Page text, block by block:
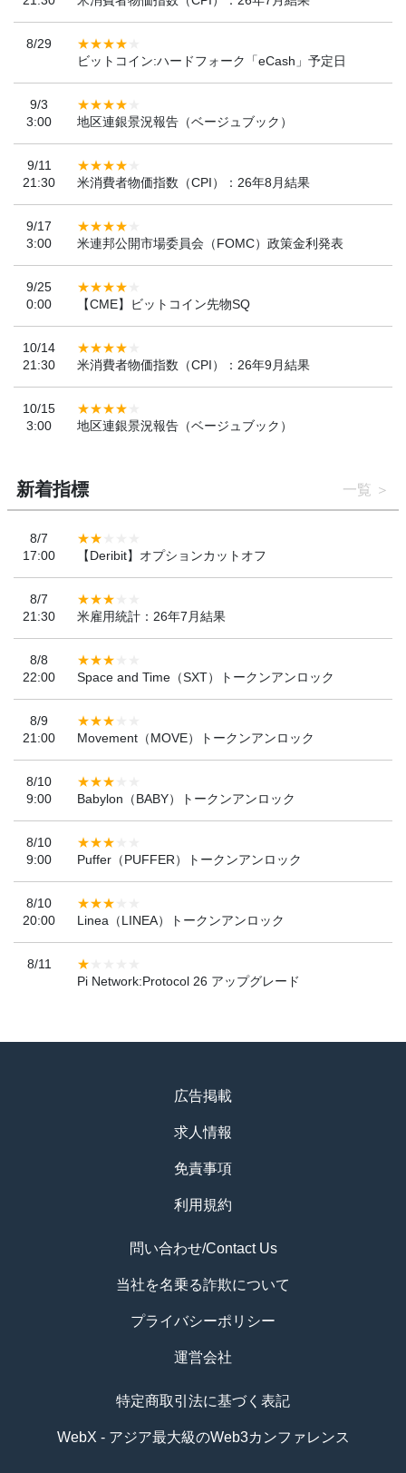
8/29
ビットコイン:ハードフォーク「eCash」予定日
9/3
3:00
地区連銀景況報告（ベージュブック）
9/11
21:30
米消費者物価指数（CPI）：26年8月結果
9/17
3:00
米連邦公開市場委員会（FOMC）政策金利発表
9/25
0:00
【CME】ビットコイン先物SQ
10/14
21:30
米消費者物価指数（CPI）：26年9月結果
10/15
3:00
地区連銀景況報告（ベージュブック）
新着指標 一覧
8/7
17:00
【Deribit】オプションカットオフ
8/7
21:30
米雇用統計：26年7月結果
8/8
22:00
Space and Time（SXT）トークンアンロック
8/9
21:00
Movement（MOVE）トークンアンロック
8/10
9:00
Babylon（BABY）トークンアンロック
8/10
9:00
Puffer（PUFFER）トークンアンロック
8/10
20:00
Linea（LINEA）トークンアンロック
8/11
Pi Network:Protocol 26 アップグレード
広告掲載
求人情報
免責事項
利用規約
問い合わせ/Contact Us
当社を名乗る詐欺について
プライバシーポリシー
運営会社
特定商取引法に基づく表記
WebX - アジア最大級のWeb3カンファレンス